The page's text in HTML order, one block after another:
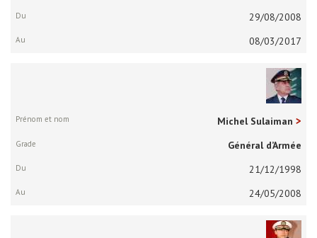
29/08/2008
08/03/2017
Michel Sulaiman
Général d’Armée
21/12/1998
24/05/2008